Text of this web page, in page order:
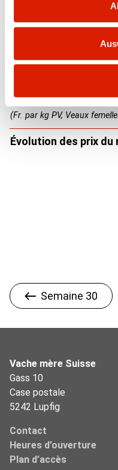
Veaux mâles – Achat
Veaux femelles –
12.80
(Fr. par kg PV, Veaux
Évolution des prix du
Semaine 30
Vache mère Suisse
Gass 10
Case postale
5242 Lupfig
Contact
Heures d’ouverture
Plan d’accès